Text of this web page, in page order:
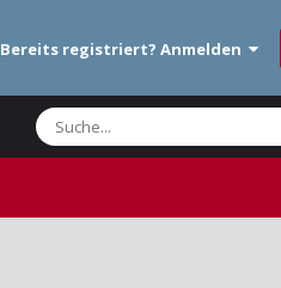
Bereits registriert? Anmelden